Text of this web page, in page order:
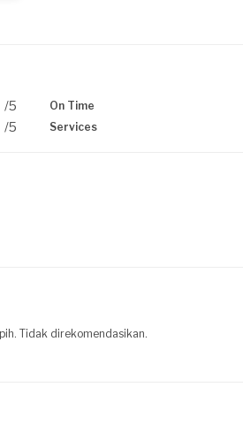
/5 On Time
/5 Services
Tidak direkomendasikan.